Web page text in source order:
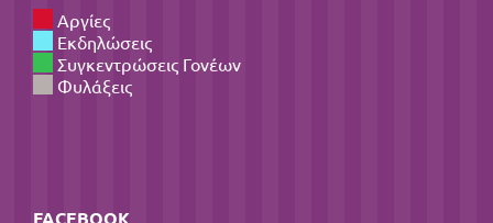
Αργίες
Εκδηλώσεις
Συγκεντρώσεις Γονέων
Φυλάξεις
FACEBOOK